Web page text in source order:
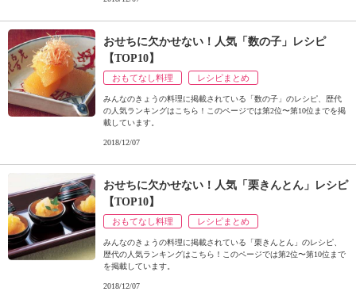
料
理
おせちに欠かせない！人気「数の子」レシピ
【TOP10】
おもてなし料理 レシピまとめ
みんなのきょうの料理に掲載されている「数の子」のレシピ、歴代
の人気ランキングはこちら！このページでは第2位〜第10位までを掲
載しています。
2018/12/07
おせちに欠かせない！人気「栗きんとん」レシピ
【TOP10】
おもてなし料理 レシピまとめ
みんなのきょうの料理に掲載されている「栗きんとん」のレシピ、
歴代の人気ランキングはこちら！このページでは第2位〜第10位まで
を掲載しています。
2018/12/07